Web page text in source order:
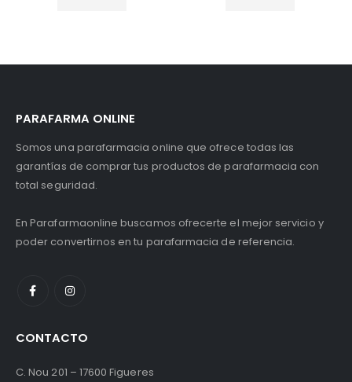
PARAFARMA ONLINE
Somos una parafarmacia online que ofrece todas las
garantías de comprar tus productos de parafarmacia con
total seguridad.
En Parafarmaonline buscamos ofrecerte el mejor servicio y
poder convertirnos en tu parafarmacia de referencia.
CONTACTO
C. Nou 201 – 17600 Figueres